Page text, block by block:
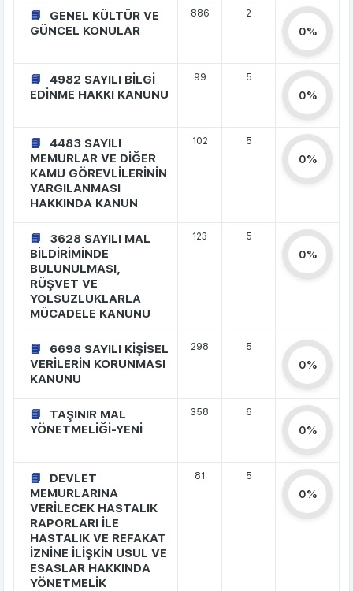
GENEL KÜLTÜR VE
GÜNCEL KONULAR
886 2
0%
4982 SAYILI BİLGİ
EDİNME HAKKI KANUNU
99 5
0%
4483 SAYILI
MEMURLAR VE DİĞER
KAMU GÖREVLİLERİNİN
YARGILANMASI
HAKKINDA KANUN
102 5
0%
3628 SAYILI MAL
BİLDİRİMİNDE
BULUNULMASI,
RÜŞVET VE
YOLSUZLUKLARLA
MÜCADELE KANUNU
123 5
0%
6698 SAYILI KİŞİSEL
VERİLERİN KORUNMASI
KANUNU
298 5
0%
TAŞINIR MAL
YÖNETMELİĞİ-YENİ
358 6
0%
DEVLET
MEMURLARINA
VERİLECEK HASTALIK
RAPORLARI İLE
HASTALIK VE REFAKAT
İZNİNE İLİŞKİN USUL VE
ESASLAR HAKKINDA
YÖNETMELİK
81 5
0%